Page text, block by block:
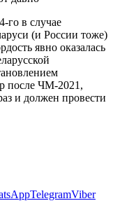
го в случае
(и России тоже)
явно оказалась
после ЧМ-2021,
и должен провести
TelegramViber